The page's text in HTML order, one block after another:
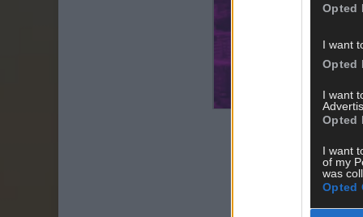
Opted
I want
Opted
I want
Opted
I want
of my
was
Opted